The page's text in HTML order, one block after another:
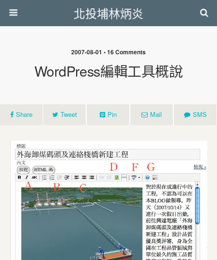
北投埔林炳炎
2007-08-01 • 16 Comments
WordPress編輯工具概說
Share Tweet Pin Mail SMS